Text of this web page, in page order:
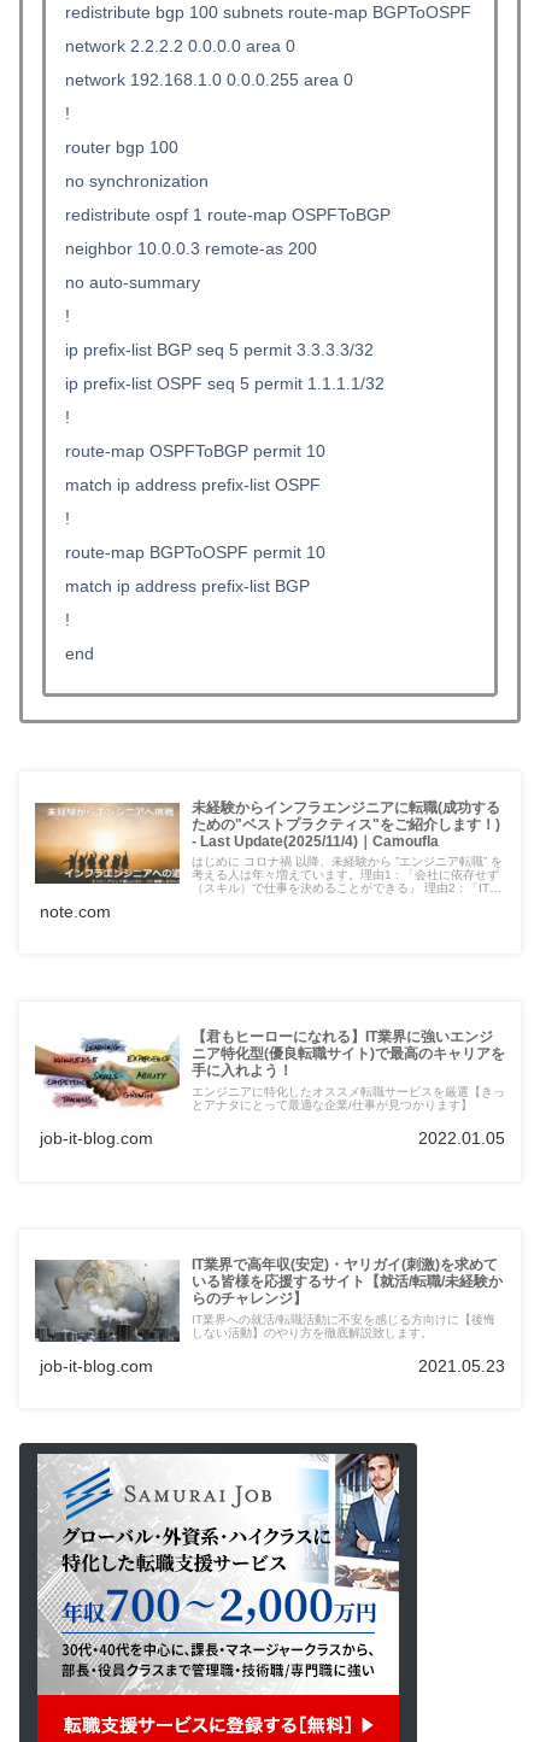
redistribute bgp 100 subnets route-map BGPToOSPF
network 2.2.2.2 0.0.0.0 area 0
network 192.168.1.0 0.0.0.255 area 0
!
router bgp 100
no synchronization
redistribute ospf 1 route-map OSPFToBGP
neighbor 10.0.0.3 remote-as 200
no auto-summary
!
ip prefix-list BGP seq 5 permit 3.3.3.3/32
ip prefix-list OSPF seq 5 permit 1.1.1.1/32
!
route-map OSPFToBGP permit 10
match ip address prefix-list OSPF
!
route-map BGPToOSPF permit 10
match ip address prefix-list BGP
!
end
未経験からインフラエンジニアに転職(成功する
ための"ベストプラクティス"をご紹介します！)
- Last Update(2025/11/4)｜Camoufla
はじめに コロナ禍 以降、未経験から ”エンジニア転職” を
考える人は年々増えています。理由1 : 「会社に依存せず
（スキル）で仕事を決めることができる」 理由2 : 「IT業
note.com
【君もヒーローになれる】IT業界に強いエンジ
ニア特化型(優良転職サイト)で最高のキャリアを
手に入れよう！
エンジニアに特化したオススメ転職サービスを厳選【きっ
とアナタにとって最適な企業/仕事が見つかります】
job-it-blog.com 2022.01.05
IT業界で高年収(安定)・ヤリガイ(刺激)を求めて
いる皆様を応援するサイト【就活/転職/未経験か
らのチャレンジ】
IT業界への就活/転職活動に不安を感じる方向けに【後悔
しない活動】のやり方を徹底解説致します。
job-it-blog.com 2021.05.23